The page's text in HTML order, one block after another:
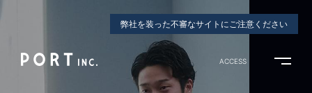
弊社を装った不審なサイトにご注意ください
ACCESS